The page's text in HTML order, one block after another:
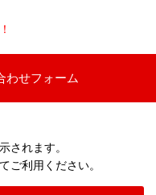
わせフォーム
されます。
ご利用ください。